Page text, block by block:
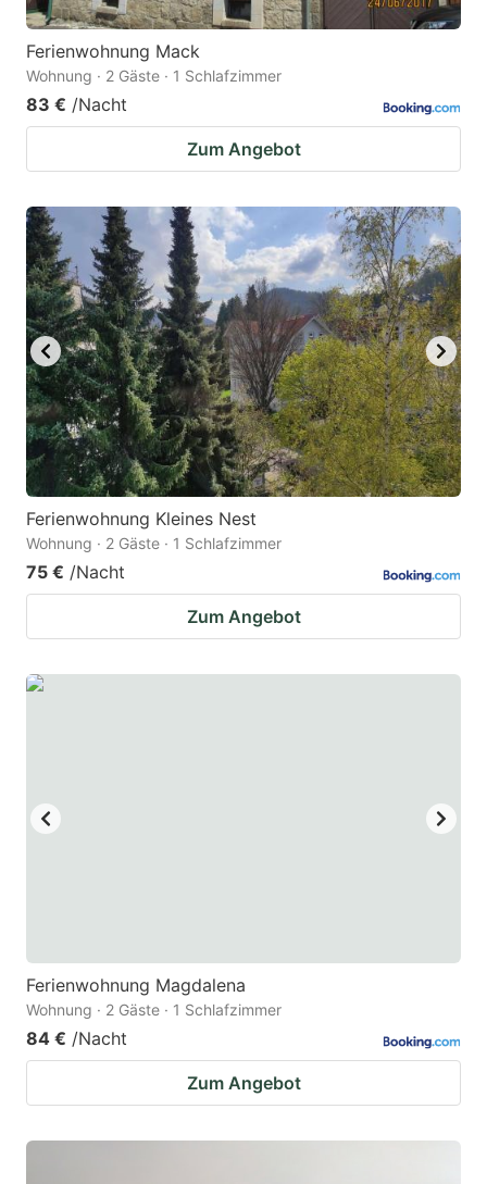
Ferienwohnung Mack
Wohnung · 2 Gäste · 1 Schlafzimmer
83 € /Nacht
Zum Angebot
Ferienwohnung Kleines Nest
Wohnung · 2 Gäste · 1 Schlafzimmer
75 € /Nacht
Zum Angebot
Ferienwohnung Magdalena
Wohnung · 2 Gäste · 1 Schlafzimmer
84 € /Nacht
Zum Angebot